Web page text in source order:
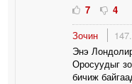
7
4
Зочин
Энэ
Оросуудыг
бичиж